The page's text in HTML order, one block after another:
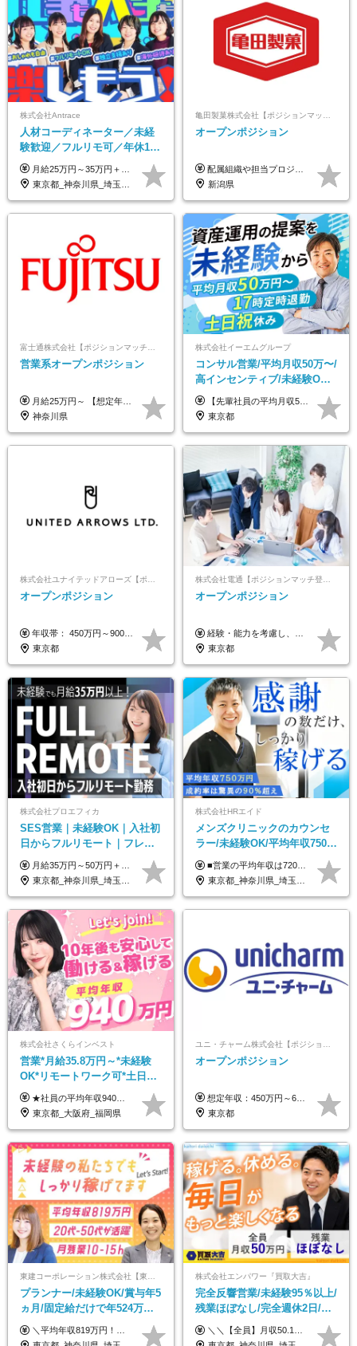
株式会社Antrace
人材コーディネーター／未経
験歓迎／フルリモ可／年休127
日／おしゃれ自由／海外研修
年10回／美容・サウナ割あり
月給25万円～35万円＋インセンティブ 未経験者：月給25万円～＋インセンティブ 経験者：月給35万円～＋インセンティブ （※経験者は営業経験5年以上の方を想定） ※経験・スキルなどを考慮のうえ、決定します ※時間外手当は別途全額支給します
東京都_神奈川県_埼玉県_千葉県_大阪府_愛知県_北海道_青森県_岩手県_宮城県_秋田県_山形県_福島県_茨城県_栃木県_群馬県_新潟県_山梨県_長野県_富山県_石川県_福井県_静岡県_岐阜県_三重県_兵庫県_京都府_滋賀県_奈良県_和歌山県_広島県_岡山県_鳥取県_島根県_山口県_徳島県_香川県_愛媛県_高知県_福岡県_熊本県_佐賀県_長崎県_大分県_宮崎県_鹿児島県_沖縄県
オープンポジション
配属組織や担当プロジェクトにより異なります。 想定年収：400万円～1000万円 ※ご経験やスキルに応じて決定します。 ※上記想定年収はあくまでも目安の金額であり、 選考を通じて上下する可能性があります。
新潟県
営業系オープンポジション
月給25万円～ 【想定年収】 400万円～1000万円（残業代及び諸手当込） ※ご経験、前年収、ご年齢に応じて決定します。
神奈川県
株式会社イーエムグループ
コンサル営業/平均月収50万〜/
高インセンティブ/未経験OK/
残業なし/4,50代も活躍/ブラン
ク可/面接1回
【先輩社員の平均月収50万円】 月給30万円以上+インセンティブ+その他手当 ※経験・スキルを考慮の上で給与を決定します ※上記には5万円（月20時間分）のみなし残業代と一律手当（営業手当4万円、能力評価手当4万円）を含みます ※上記を超える残業代は別途全額支給します ※試用期間：3ヶ月あり（試用期間中の待遇に差異なし）
東京都
オープンポジション
年収帯： 450万円～900万円 ※経験・スキルを考慮の上、決定します。
東京都
オープンポジション
経験・能力を考慮し、当社規定により決定します。 ▼参考情報 ------------ 年収イメージ：500万～1500万
東京都
株式会社プロエフィカ
SES営業｜未経験OK｜入社初
日からフルリモート｜フレッ
クス可｜残業月平均10h以下｜
事業立ち上げメンバー
月給35万円～50万円＋交通費 ◎経験やスキルを考慮し、最大限優遇します ◎上記月給は固定残業代月40時間分(月10万9,375～)を含みます。残業時間が超過した場合はその分追加支給します ◎試用期間6カ月あり(給与や待遇は同じです)
東京都_神奈川県_埼玉県_千葉県_大阪府_愛知県_北海道_青森県_岩手県_宮城県_秋田県_山形県_福島県_茨城県_栃木県_群馬県_新潟県_山梨県_長野県_富山県_石川県_福井県_静岡県_岐阜県_三重県_兵庫県_京都府_滋賀県_奈良県_和歌山県_広島県_岡山県_鳥取県_島根県_山口県_徳島県_香川県_愛媛県_高知県_福岡県_熊本県_佐賀県_長崎県_大分県_宮崎県_鹿児島県_沖縄県
株式会社HRエイド
メンズクリニックのカウンセ
ラー/未経験OK/平均年収750万
円/4人に1人が年収1000万円超
え/成約率90％
■営業の平均年収は720万円！ ■4人に1人が年収1000万円超え 月給27万円～100万円+インセンティブ(平均月20～40万円程) ＜インセンティブ制度について＞ 当社では創業以来、頑張ったらその分稼げる環境づくりに注力。カウンセラー部署では、個人の成約金額・チームの成果・事業部の売上利益を掛け合わせる新しいインセンティブ制度を導入しました。あなたの頑張り次第で毎月高インセンティブが実現できる体制です！ ※上記金額には固定残業代（35,500円以上～・30時間分）が含まれます。時間超過分は追加支給します。 ※試用期間3か月あり。研修期間3か月中は、月給25万円～30万円になります。(固定残業代：35,500円～・23h分を含む) ※インセンティブの一部は、研修期間中から支給されます。その他待遇の差異はありません。
東京都_神奈川県_埼玉県_千葉県_大阪府_愛知県_北海道_宮城県_栃木県_群馬県_静岡県_兵庫県_京都府_岡山県_熊本県
株式会社さくらインベスト
営業*月給35.8万円～*未経験
OK*リモートワーク可*土日祝
休み*年休123日以上*転職者全
員が収入UP
★社員の平均年収940万円（※2025年11月時点） ★転職者は全員収入アップを実現 ★入社半年で昇給した実績あり！ 【営業未経験】 月給35万8,000円～（固定残業代含む）＋インセンティブ ＋賞与年2回 【管理職候補】 月給40万円～100万円＋インセンティブ＋賞与年2回 ※固定残業代は、時間外労働の有無にかかわらず月25時間分（月5万8,000円～）を支給します。 ※上記を超える時間外労働分は、別途追加で支給します。 ＼月給額が高い理由について／ 当社が扱うのは、1件あたり100万円以上となる高単価な金融商品です。 そのため月給ベースも高く設定して社員に還元しています。 ＜試用期間中の給与＞※営業未経験の方 試用期間2カ月あり。 月給25万円＋営業手当5万円（資格取得後より日割り支給） ※残業代は別途全額支給します。 ※その他の待遇に差異はありません。 ★時短勤務も可能です ・7時間勤務：月給26万2,500円～＋インセンティブ＋賞与（年2回） ・6時間勤務：月給24万円～＋インセンティブ＋賞与（年2回） （時短勤務例）9:00-16:00、10:00-17:00など
東京都_大阪府_福岡県
オープンポジション
想定年収：450万円～650万円 ※経験・能力を考慮の上、規定により優遇いたします ※試用期間6ヵ月（その間の給与・待遇に変動はありません）
東京都
プランナー/未経験OK/賞与年5
ヵ月/固定給だけで年524万円
可能/二人に一人が年収700万
円/休めて稼げる
＼平均年収819万円！社員の最大年収3,131万円／ ＼2人に1人が年収700万円以上／ ＼5人に1人が年収1,000万円以上！／ 固定給だけで、年収524万円も可能！ インセンティブだけでなく固定給でもしっかり稼げる仕組みです！ 【入社初年度】 年収400万～550万円＋インセンティブ →月給26万3,000円～29万5,600円＋賞与年2回（基本給×約5ヵ月分※前年度実績）＋インセンティブ＋各種手当 【インセンティブ】 1物件着工で目安80万～200万円 ※建物の契約金額実績によります 【各種手当】 ・都市手当…月1万円～3万円（首都圏・東海圏・関西圏で弊社指定の事業所に勤務する方が対象） ・家族手当…配偶者：月1万円、子供1名につき：月5千円 ・資格手当…FP資格1級：月1万円、2級：月5千円、3級：月3千円 ・役職手当…昇進欄に詳細記載（主任補：月5千円→主任：月1万円…） 【その他】 ※上記月給には、固定残業代【47時間分（7万3,800円以上）】が含まれます ※月平均残業時間は14時間と少なめです（2023年度） ※固定残業代の時間数を超える時間外労働は追加で支給 但し、時間数を超える時間外労働が発生する場合もあります（特別条項付き協定締結済）
株式会社エンパワー『買取大吉』
完全反響営業/未経験95％以上/
残業ほぼなし/完全週休2日/月
収50万円スタート！/賞与年2
回
＼＼【全員】月収50.1万円保証！／／ 月給30.1万円＋インセン＋特別手当20万円(半年間)＋賞与 ※経験者は優遇いたします（研修も免除の場合有） ※固定残業代:7万4000円以上/月45時間分を含む ※固定残業代は残業がない場合も支給し、超過分は別途支給します ■入社後5日間研修を実施 研修中のテスト（ロープレ、商材知識）合格で研修生卒業となり翌月からインセンティブの対象に。 ロープレは細かな評価基準があり、顧客満足度をキープするため非常に重要なテストです。 ※4カ月目以降も不合格の場合、月給28.3万円／1カ月以内合格率100％ ＜平均年収＞ ◆一般メンバー ：625万円 ◆店長（管理職）：1178万円 ◆マネージャー ：4160万円